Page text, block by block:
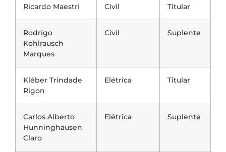
Ricardo Maestri Civil Titular
Rodrigo
Kohlrausch
Marques
Civil Suplente
Kléber Trindade
Rigon
Elétrica Titular
Carlos Alberto
Hunninghausen
Claro
Elétrica Suplente